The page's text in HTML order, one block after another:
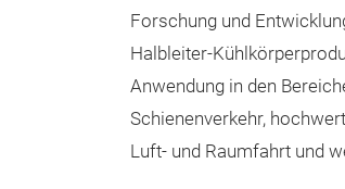
Forschung und
Halbleiter-
Anwendung in den
Schienenverkehr,
Luft- und Raumfahrt und